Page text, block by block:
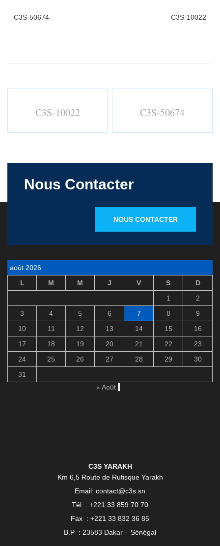
C3S-50674 C3S-10022
C3S-10022 C3S-50674
Nous Contacter
NOUS CONTACTER
août 2026
L
M M J V S
D
1
2
3
4 5 6 7 8
9
10
11 12 13 14 15
16
17
18 19 20 21 22
23
24
25 26 27 28 29
30
31
« Août
C3S YARAKH
Km 6,5 Route de Rufisque Yarakh
Email: contact@c3s.sn
Tél : +221 33 859 70 70
Fax : +221 33 832 36 85
B.P : 23583 Dakar – Sénégal